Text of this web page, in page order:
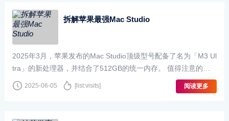
拆解苹果最强Mac Studio
2025年3月，苹果发布的Mac Studio顶级型号配备了名为「M3 Ul
tra」的新处理器，并结合了512GB的统一内存。 值得注意的
是，最大的进化在于内部处理器和内存，但外部接口···
2025-06-05 [list:visits] 阅读更多